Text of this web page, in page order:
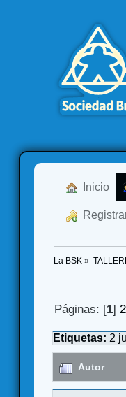
Inicio
La BSK »
Páginas: [1]2
Etiquetas: 2
Autor